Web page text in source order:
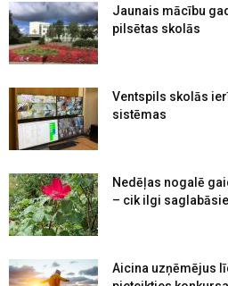
Jaunais mācību
pilsētas skolās
Ventspils skolās
sistēmas
Nedēļas nogalē
– cik ilgi
Aicina uzņēmējus